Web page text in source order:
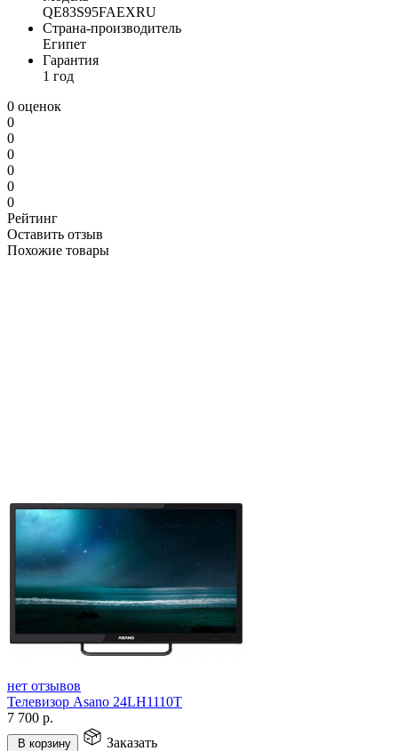
QE83S95FAEXRU
Страна-производитель
Египет
Гарантия
1 год
0 оценок
0
0
0
0
0
0
Рейтинг
Оставить отзыв
Похожие товары
нет отзывов
Телевизор Asano 24LH1110T
7 700 р.
В корзину Заказать